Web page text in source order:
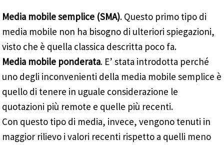
Media mobile semplice (SMA). Questo primo tipo di
media mobile non ha bisogno di ulteriori spiegazioni,
visto che è quella classica descritta poco fa.
Media mobile ponderata. E’ stata introdotta perché
uno degli inconvenienti della media mobile semplice è
quello di tenere in uguale considerazione le
quotazioni più remote e quelle più recenti.
Con questo tipo di media, invece, vengono tenuti in
maggior rilievo i valori recenti rispetto a quelli meno